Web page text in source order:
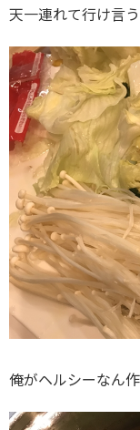
天一連れて行け言
俺がヘルシーなん